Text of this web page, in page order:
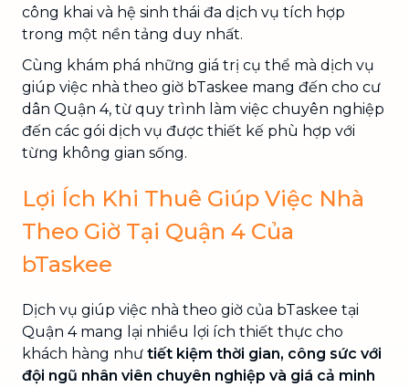
công khai và hệ sinh thái đa dịch vụ tích hợp
trong một nền tảng duy nhất.
Cùng khám phá những giá trị cụ thể mà dịch vụ
giúp việc nhà theo giờ bTaskee mang đến cho cư
dân Quận 4, từ quy trình làm việc chuyên nghiệp
đến các gói dịch vụ được thiết kế phù hợp với
từng không gian sống.
Lợi Ích Khi Thuê Giúp Việc Nhà
Theo Giờ Tại Quận 4 Của
bTaskee
Dịch vụ giúp việc nhà theo giờ của bTaskee tại
Quận 4 mang lại nhiều lợi ích thiết thực cho
khách hàng như tiết kiệm thời gian, công sức với
đội ngũ nhân viên chuyên nghiệp và giá cả minh